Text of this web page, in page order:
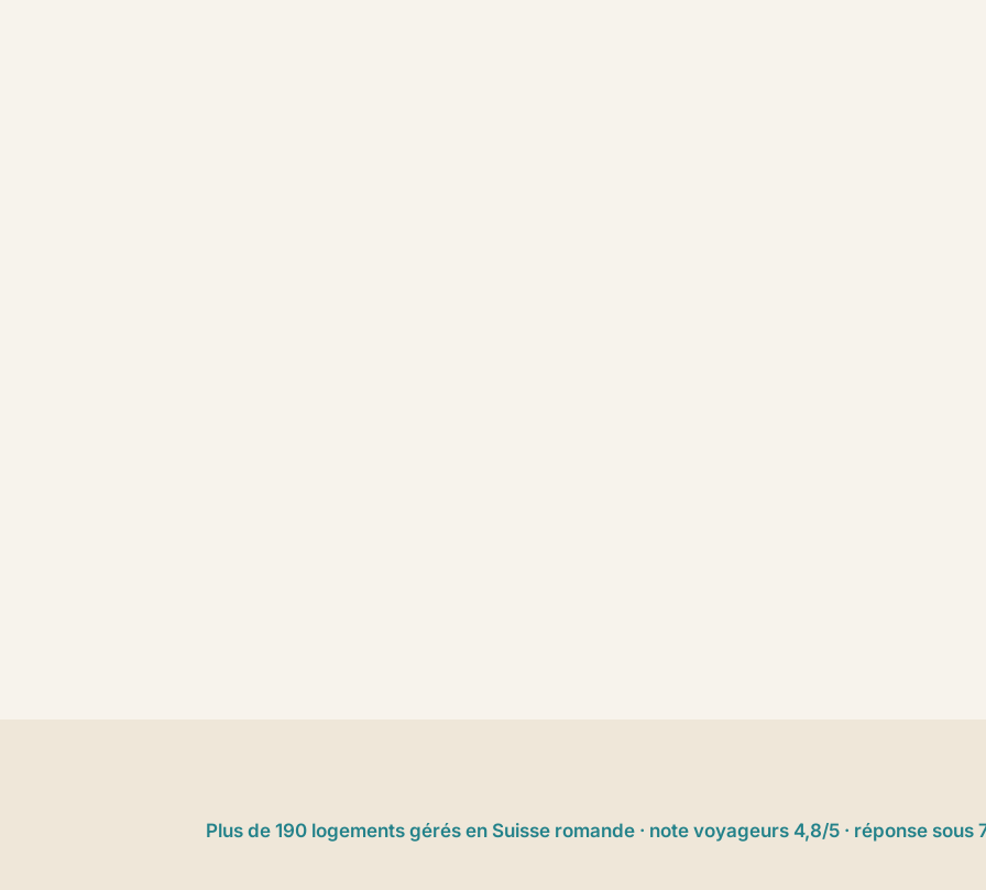
Plus de 190 logements gérés en Suisse romande · note voyageurs 4,8/5 · réponse sous